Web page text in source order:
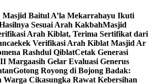
Masjid Baitul A’la Mekarrahayu Ikuti
Sesuai Arah KakbahMasjid
Arah Kiblat, Terima Sertifikat dari
Verifikasi Arah Kiblat Masjid Ar
Rashdul QiblatCetak Generasi
Margaasih Gelar Evaluasi Generus
Gotong Royong di Bojong Badak:
Cikasungka Rawat Kebersihan